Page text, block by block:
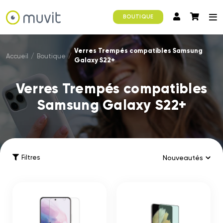
BOUTIQUE
Accueil / Boutique /
Verres Trempés compatibles Samsung
Galaxy S22+
Verres Trempés compatibles
Samsung Galaxy S22+
Filtres